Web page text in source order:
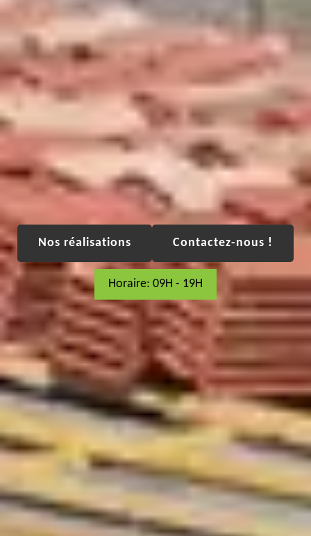
Nos réalisations Contactez-nous !
Horaire: 09H - 19H